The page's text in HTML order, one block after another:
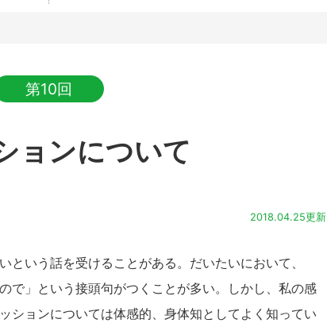
第10回
ョンについて
2018.04.25更新
いう話を受けることがある。だいたいにおいて、
で」という接頭句がつくことが多い。しかし、私の感
ションについては体感的、身体知としてよく知ってい